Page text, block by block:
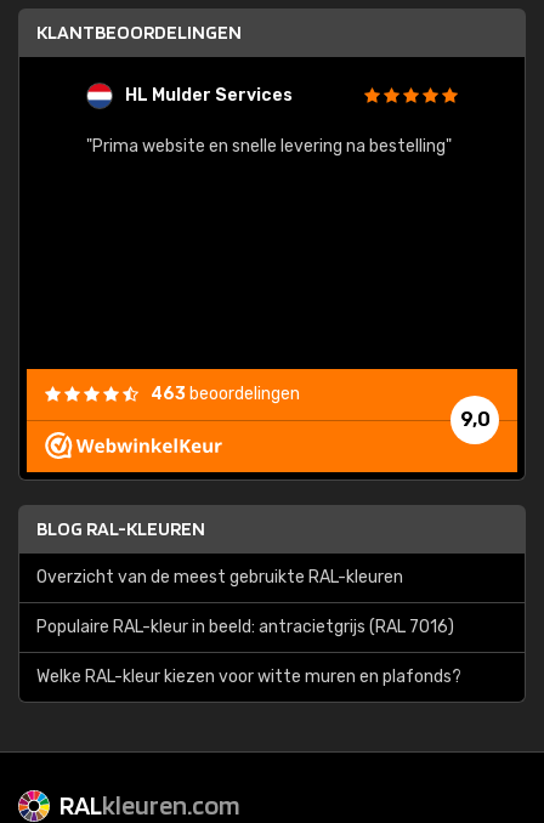
KLANTBEOORDELINGEN
HL Mulder Services
"Prima website en snelle levering na bestelling"
9,0
463 beoordelingen
BLOG RAL-KLEUREN
Overzicht van de meest gebruikte RAL-kleuren
Populaire RAL-kleur in beeld: antracietgrijs (RAL 7016)
Welke RAL-kleur kiezen voor witte muren en plafonds?
RALkleuren.com